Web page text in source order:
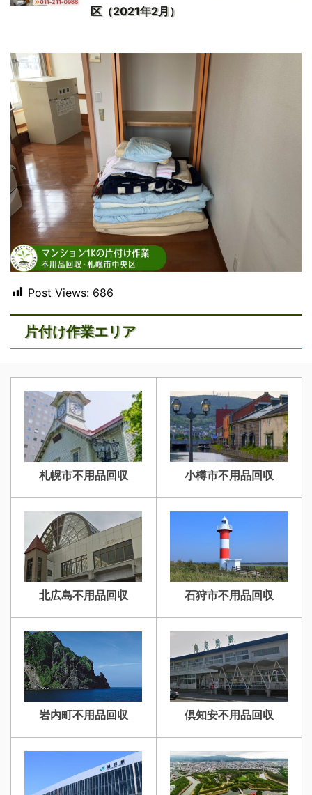
区（2021年2月）
Post Views: 686
片付け作業エリア
札幌市不用品回収 小樽市不用品回収
北広島不用品回収 石狩市不用品回収
岩内町不用品回収 倶知安不用品回収